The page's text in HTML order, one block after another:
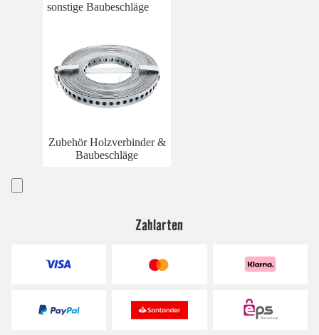
sonstige Baubeschläge
Zubehör Holzverbinder &
Baubeschläge
Zahlarten